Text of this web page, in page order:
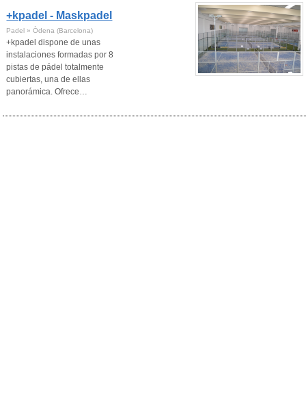
+kpadel - Maskpadel
Padel » Òdena (Barcelona)
+kpadel dispone de unas
instalaciones formadas por 8
pistas de pádel totalmente
cubiertas, una de ellas
panorámica. Ofrece…